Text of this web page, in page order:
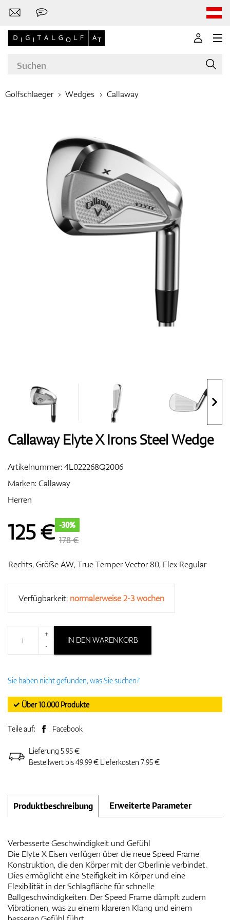
Golfschläger
Bekleidung
Bags
Golfschlaeger Wedges Callaway
Callaway Elyte X Irons Steel Wedge
Artikelnummer:4L022268Q2006
Marken:Callaway
Herren
125€ -30%
178 €
Rechts, Größe AW, True Temper Vector 80, Flex Regular
Verfügbarkeit: normalerweise 2-3 wochen
+
-
IN DEN WARENKORB
Sie haben nicht gefunden, was Sie suchen?
✓ Über 10.000 Produkte
Teile auf: Facebook
Lieferung 5.95 €
Bestellwert bis 49.99 € Lieferkosten 7.95 €
Produktbeschreibung Erweiterte Parameter
Verbesserte Geschwindigkeit und Gefühl
Die Elyte X Eisen verfügen über die neue Speed Frame
Konstruktion, die den Körper mit der Oberlinie verbindet.
Dies ermöglicht eine Steifigkeit im Körper und eine
Flexibilität in der Schlagfläche für schnelle
Ballgeschwindigkeiten. Der Speed Frame dämpft zudem
Vibrationen, was zu einem klareren Klang und einem